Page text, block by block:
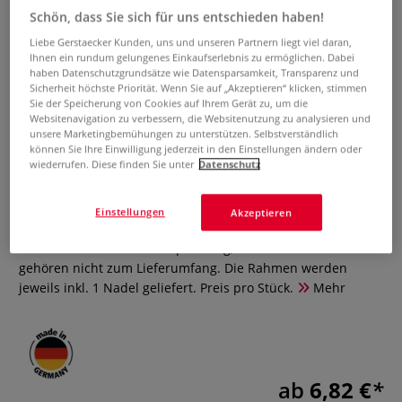
Rundwebrahmen
0 Bewertungen
Aus Buchenholz, naturhell. Erhältlich sind 3 verschiedene
gehören nicht zum Lieferumfang. Die Rahmen werden
jeweils inkl. 1 Nadel geliefert. Preis pro Stück.
Mehr
ab 6,82 €
Schön, dass Sie sich für uns entschieden haben!
Liebe Gerstaecker Kunden, uns und unseren Partnern liegt viel daran,
Ihnen ein rundum gelungenes Einkaufserlebnis zu ermöglichen. Dabei
haben Datenschutzgrundsätze wie Datensparsamkeit, Transparenz und
Sicherheit höchste Priorität. Wenn Sie auf „Akzeptieren“ klicken, stimmen
Sie der Speicherung von Cookies auf Ihrem Gerät zu, um die
Websitenavigation zu verbessern, die Websitenutzung zu analysieren und
unsere Marketingbemühungen zu unterstützen. Selbstverständlich
können Sie Ihre Einwilligung jederzeit in den Einstellungen ändern oder
wiederrufen. Diese finden Sie unter Datenschutz
Akzeptieren
Einstellungen